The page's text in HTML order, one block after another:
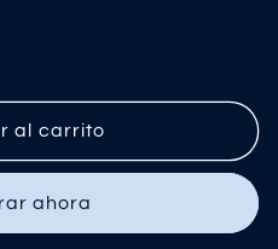
al carrito
ahora